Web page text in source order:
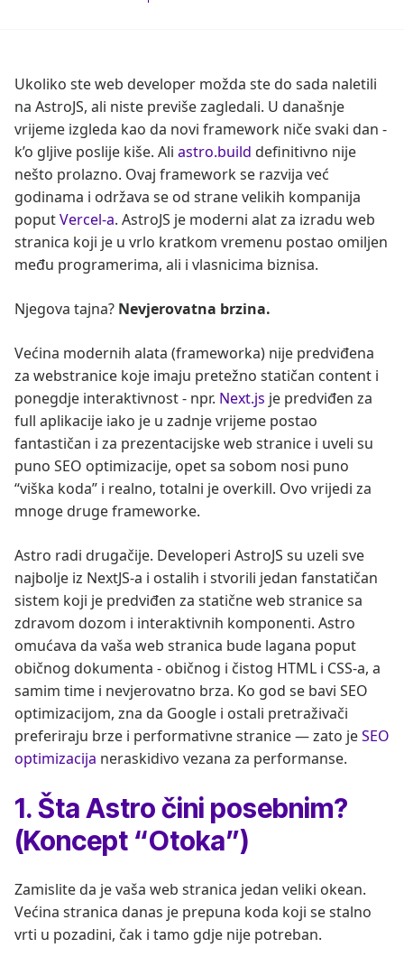
Ukoliko ste web developer možda ste do sada naletili
na AstroJS, ali niste previše zagledali. U današnje
vrijeme izgleda kao da novi framework niče svaki dan -
k’o gljive poslije kiše. Ali astro.build definitivno nije
nešto prolazno. Ovaj framework se razvija već
godinama i održava se od strane velikih kompanija
poputVercel-a. AstroJS je moderni alat za izradu web
stranica koji je u vrlo kratkom vremenu postao omiljen
među programerima, ali i vlasnicima biznisa.
Njegova tajna? Nevjerovatna brzina.
Većina modernih alata (frameworka) nije predviđena
za webstranice koje imaju pretežno statičan content i
ponegdje interaktivnost - npr. Next.js je predviđen za
full aplikacije iako je u zadnje vrijeme postao
fantastičan i za prezentacijske web stranice i uveli su
puno SEO optimizacije, opet sa sobom nosi puno
“viška koda” i realno, totalni je overkill. Ovo vrijedi za
mnoge druge frameworke.
Astro radi drugačije. Developeri AstroJS su uzeli sve
najbolje iz NextJS-a i ostalih i stvorili jedan fanstatičan
sistem koji je predviđen za statične web stranice sa
zdravom dozom i interaktivnih komponenti. Astro
omućava da vaša web stranica bude lagana poput
običnog dokumenta - običnog i čistog HTML i CSS-a, a
samim time i nevjerovatno brza. Ko god se bavi SEO
optimizacijom, zna da Google i ostali pretraživači
preferiraju brze i performativne stranice — zato jeSEO
optimizacija neraskidivo vezana za performanse.
1. Šta Astro čini posebnim?
(Koncept “Otoka”)
Zamislite da je vaša web stranica jedan veliki okean.
Većina stranica danas je prepuna koda koji se stalno
vrti u pozadini, čak i tamo gdje nije potreban.